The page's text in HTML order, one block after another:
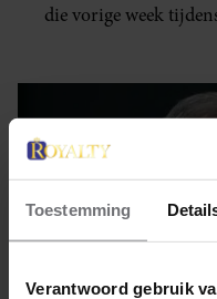
Toestemming
Verantwoord gebruik
die vorige week